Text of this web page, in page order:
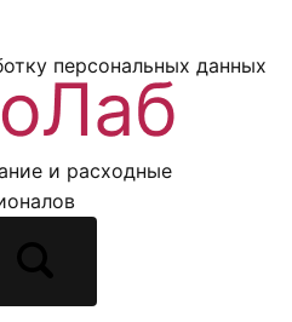
персональных данных
и расходные